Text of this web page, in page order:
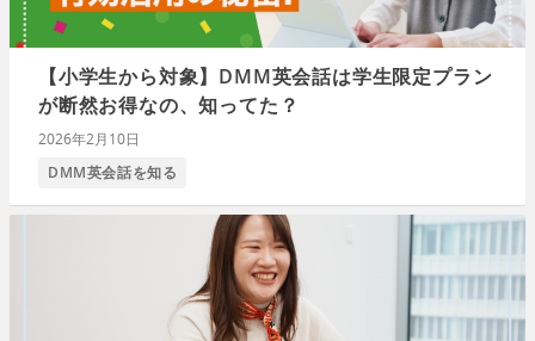
【小学生から対象】DMM英会話は学生限定プラン
が断然お得なの、知ってた？
2026年2月10日
DMM英会話を知る